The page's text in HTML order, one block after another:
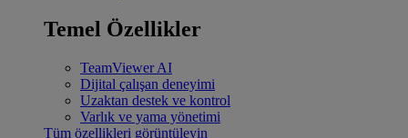
Temel Özellikler
TeamViewer AI
Dijital çalışan deneyimi
Uzaktan destek ve kontrol
Varlık ve yama yönetimi
Tüm özellikleri görüntüleyin